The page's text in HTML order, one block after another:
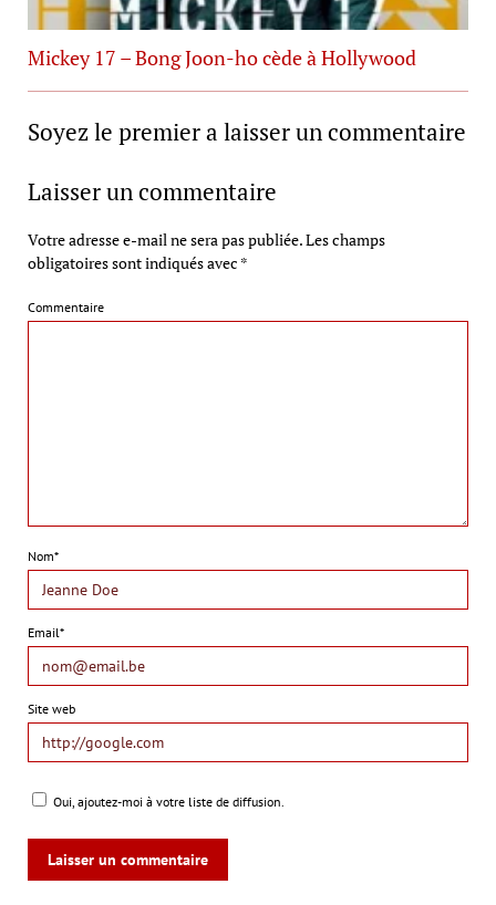
Mickey 17 – Bong Joon-ho cède à Hollywood
Soyez le premier a laisser un commentaire
Laisser un commentaire
Votre adresse e-mail ne sera pas publiée.Les champs
obligatoires sont indiqués avec *
Commentaire
Nom*
Email*
Site web
Oui, ajoutez-moi à votre liste de diffusion.